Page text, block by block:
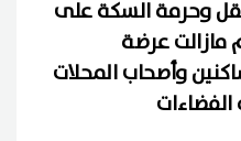
وحرمة السكة على
مازالت عرضة
وأصحاب المحلات
الفضاءات